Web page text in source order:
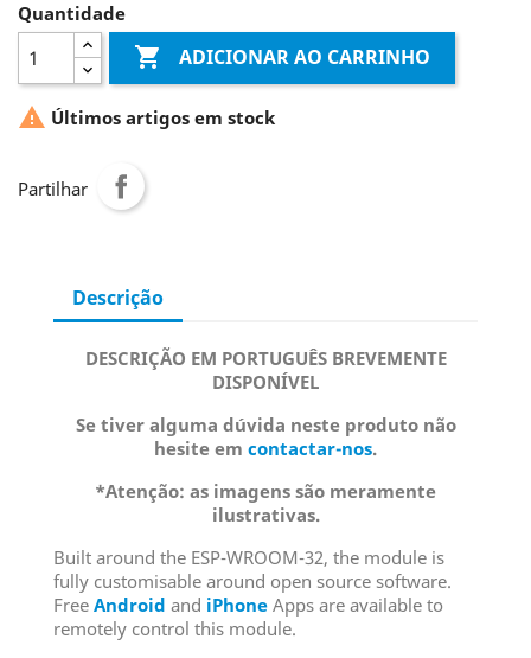
Quantidade
 ADICIONAR AO CARRINHO
 Últimos artigos em stock
Partilhar
Descrição
DESCRIÇÃO EM PORTUGUÊS BREVEMENTE
DISPONÍVEL
Se tiver alguma dúvida neste produto não
hesite em contactar-nos.
*Atenção: as imagens são meramente
ilustrativas.
Built around the ESP-WROOM-32, the module is
fully customisable around open source software.
Free Android and iPhone Apps are available to
remotely control this module.